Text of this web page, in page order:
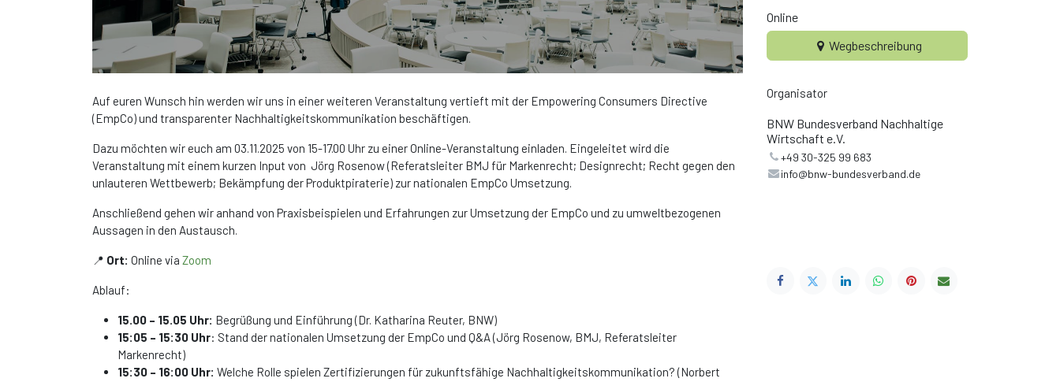
Auf euren Wunsch hin werden wir uns in einer weiteren Veranstaltung vertieft mit der Empowering Consumers Directive
(EmpCo) und transparenter Nachhaltigkeitskommunikation beschäftigen.
Dazu möchten wir euch am 03.11.2025 von 15-17.00 Uhr zu einer Online-Veranstaltung einladen. Eingeleitet wird die
Veranstaltung mit einem kurzen Input von Jörg Rosenow (Referatsleiter BMJ für Markenrecht; Designrecht; Recht gegen den
unlauteren Wettbewerb; Bekämpfung der Produktpiraterie) zur nationalen EmpCo Umsetzung.
Anschließend gehen wir anhand von Praxisbeispielen und Erfahrungen zur Umsetzung der EmpCo und zu umweltbezogenen
Aussagen in den Austausch.
📍 Ort: Online via Zoom
Ablauf:
15.00 – 15.05 Uhr: Begrüßung und Einführung (Dr. Katharina Reuter, BNW)
15:05 – 15:30 Uhr: Stand der nationalen Umsetzung der EmpCo und Q&A(Jörg Rosenow, BMJ, Referatsleiter
Markenrecht)
15:30 – 16:00 Uhr: Welche Rolle spielen Zertifizierungen für zukunftsfähige Nachhaltigkeitskommunikation? (Norbert
Online
Wegbeschreibung
Organisator
BNW Bundesverband Nachhaltige
Wirtschaft e.V.
+49 30-325 99 683
info@bnw-bundesverband.de